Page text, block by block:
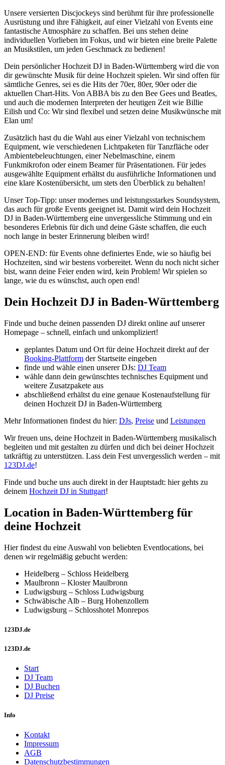
Unsere versierten Discjockeys sind berühmt für ihre professionelle
Ausrüstung und ihre Fähigkeit, auf einer Vielzahl von Events eine
fantastische Atmosphäre zu schaffen. Bei uns stehen deine
individuellen Vorlieben im Fokus, und wir bieten eine breite Palette
an Musikstilen, um jeden Geschmack zu bedienen!
Dein persönlicher Hochzeit DJ in Baden-Württemberg wird die von
dir gewünschte Musik für deine Hochzeit spielen. Wir sind offen für
sämtliche Genres, sei es die Hits der 70er, 80er, 90er oder die
aktuellen Chart-Hits. Von ABBA bis zu den Bee Gees und Beatles,
und auch die modernen Interpreten der heutigen Zeit wie Billie
Eilish und Co: Wir sind flexibel und setzen deine Musikwünsche mit
Elan um!
Zusätzlich hast du die Wahl aus einer Vielzahl von technischem
Equipment, wie verschiedenen Lichtpaketen für Tanzfläche oder
Ambientebeleuchtungen, einer Nebelmaschine, einem
Funkmikrofon oder einem Beamer für Präsentationen. Für jedes
ausgewählte Equipment erhältst du ausführliche Informationen und
eine klare Kostenübersicht, um stets den Überblick zu behalten!
Unser Top-Tipp: unser modernes und leistungsstarkes Soundsystem,
das auch für große Events geeignet ist. Damit wird dein Hochzeit
DJ in Baden-Württemberg eine unvergessliche Stimmung und ein
besonderes Erlebnis für dich und deine Gäste schaffen, die euch
noch lange in bester Erinnerung bleiben wird!
OPEN-END: für Events ohne definiertes Ende, wie so häufig bei
Hochzeiten, sind wir bestens vorbereitet. Wenn du noch nicht sicher
bist, wann deine Feier enden wird, kein Problem! Wir spielen so
lange, wie du es wünschst, auch open end!
Dein Hochzeit DJ in Baden-Württemberg
Finde und buche deinen passenden DJ direkt online auf unserer
Homepage – schnell, einfach und unkompliziert!
geplantes Datum und Ort für deine Hochzeit direkt auf der
Booking-Plattform der Startseite eingeben
finde und wähle einen unserer DJs: DJ Team
wähle dann dein gewünschtes technisches Equipment und
weitere Zusatzpakete aus
abschließend erhältst du eine genaue Kostenaufstellung für
deinen Hochzeit DJ in Baden-Württemberg
Mehr Informationen findest du hier: DJs, Preise und Leistungen
Wir freuen uns, deine Hochzeit in Baden-Württemberg musikalisch
begleiten und mit gestalten zu dürfen und dich bei deiner Hochzeit
tatkräftig zu unterstützen. Lass dein Fest unvergesslich werden – mit
123DJ.de!
Finde und buche uns auch direkt in der Hauptstadt: hier gehts zu
deinem Hochzeit DJ in Stuttgart!
Location in Baden-Württemberg für
deine Hochzeit
Hier findest du eine Auswahl von beliebten Eventlocations, bei
denen wir regelmäßig gebucht werden:
Heidelberg – Schloss Heidelberg
Maulbronn – Kloster Maulbronn
Ludwigsburg – Schloss Ludwigsburg
Schwäbische Alb – Burg Hohenzollern
Ludwigsburg – Schlosshotel Monrepos
123DJ.de
123DJ.de
Start
DJ Team
DJ Buchen
DJ Preise
Info
Kontakt
Impressum
AGB
Datenschutzbestimmungen